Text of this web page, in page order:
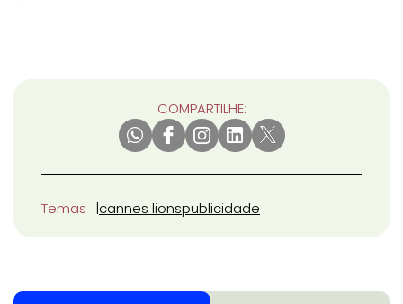
COMPARTILHE:
Temas cannes lionspublicidade